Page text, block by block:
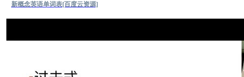
新概念英语单词表[百度云资源]